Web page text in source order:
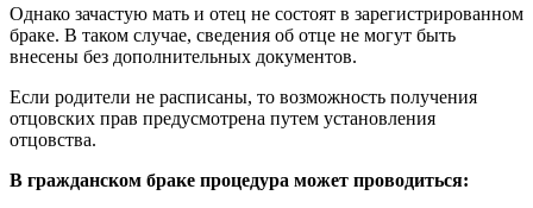
Однако зачастую мать и отец не состоят в зарегистрированном
браке. В таком случае, сведения об отце не могут быть
внесены без дополнительных документов.
Если родители не расписаны, то возможность получения
отцовских прав предусмотрена путем установления
отцовства.
В гражданском браке процедура может проводиться: